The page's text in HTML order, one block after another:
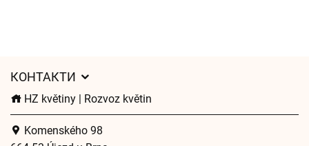
КОНТАКТИ
HZ květiny | Rozvoz květin
Komenského 98